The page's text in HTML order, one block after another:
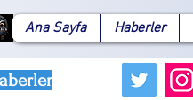
Ana Sayfa Haberler